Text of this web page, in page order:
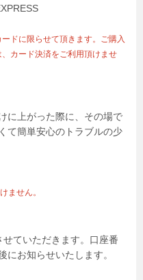
ドに限らせて頂きます。ご購入
カード決済をご利用頂けませ
に上がった際に、その場で
て簡単安心のトラブルの少
ません。
ていただきます。口座番
にお知らせいたします。